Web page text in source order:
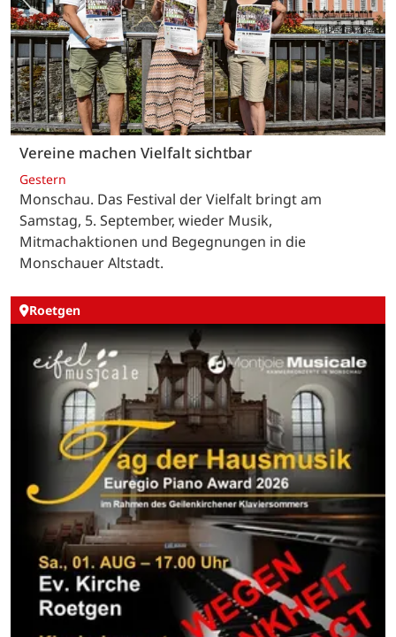
Vereine machen Vielfalt sichtbar
Gestern
Monschau. Das Festival der Vielfalt bringt am
Samstag, 5. September, wieder Musik,
Mitmachaktionen und Begegnungen in die
Monschauer Altstadt.
Roetgen